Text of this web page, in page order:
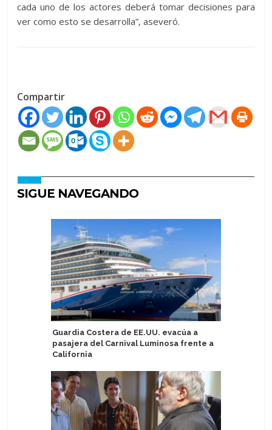
cada uno de los actores deberá tomar decisiones para
ver como esto se desarrolla”, aseveró.
Compartir
SIGUE NAVEGANDO
Guardia Costera de EE.UU. evacúa a
pasajera del Carnival Luminosa frente a
California